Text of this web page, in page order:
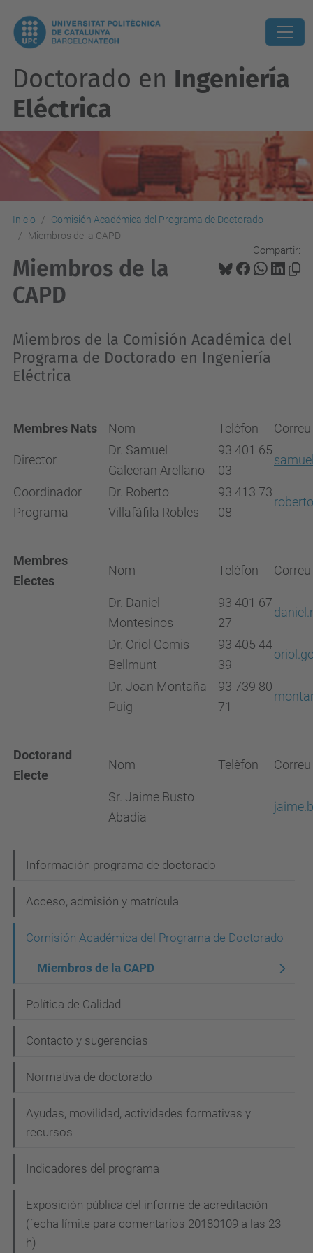
Doctorado en Ingeniería
Eléctrica
Inicio
Comisión Académica del Programa de Doctorado
Miembros de la CAPD
Compartir:
Miembros de la
CAPD
Miembros de la Comisión Académica del
Programa de Doctorado en Ingeniería
Eléctrica
Membres Nats Nom Telèfon
Director
Dr. Samuel
Galceran Arellano
93 401 65
03
Coordinador
Programa
Dr. Roberto
Villafáfila Robles
93 413 73
08
Membres
Electes
Nom Telèfon
Dr. Daniel
Montesinos
93 401 67
27
Dr. Oriol Gomis
Bellmunt
93 405 44
39
Dr. Joan Montaña
Puig
93 739 80
71
Doctorand
Electe
Nom Telèfon
Sr. Jaime Busto
Abadia
a
v
a
i
ó
Información programa de doctorado
Acceso, admisión y matrícula
Comisión Académica del Programa de Doctorado
Miembros de la CAPD
Política de Calidad
Contacto y sugerencias
Normativa de doctorado
Ayudas, movilidad, actividades formativas y
recursos
Indicadores del programa
Exposición pública del informe de acreditación
(fecha límite para comentarios 20180109 a las 23
h)